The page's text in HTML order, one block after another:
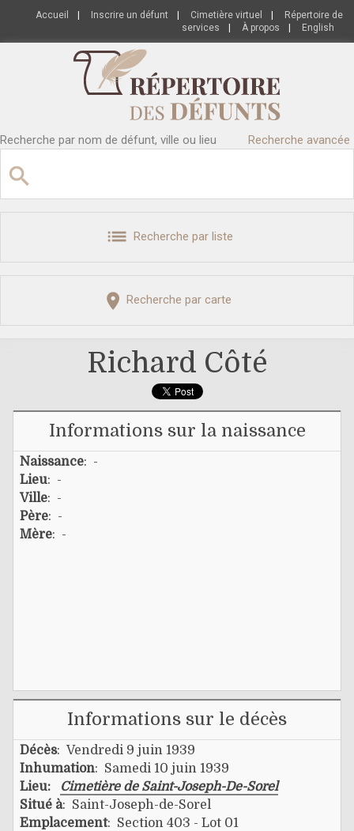
Accueil Inscrire un défunt Cimetière virtuel
Répertoire de
services
À propos English
Recherche par nom de défunt, ville ou lieu Recherche avancée
Recherche par liste
Recherche par carte
Richard Côté
Informations sur la naissance
Naissance: -
Lieu: -
Ville: -
Père: -
Mère: -
Informations sur le décès
Décès: Vendredi 9 juin 1939
Inhumation: Samedi 10 juin 1939
Lieu:
Cimetière de Saint-Joseph-De-Sorel
Situé à: Saint-Joseph-de-Sorel
Emplacement: Section 403 - Lot 01